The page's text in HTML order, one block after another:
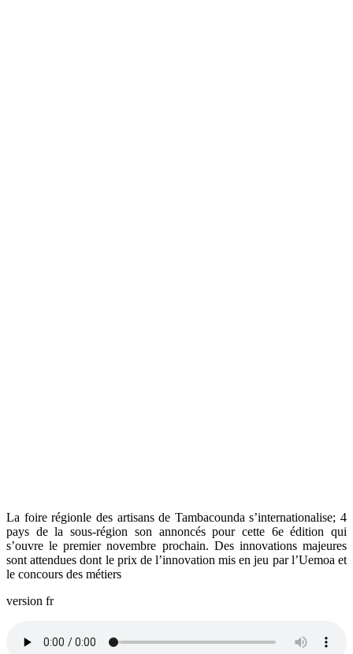
La foire régionle des artisans de Tambacounda s’internationalise; 4
pays de la sous-région son annoncés pour cette 6e édition qui
s’ouvre le premier novembre prochain. Des innovations majeures
sont attendues dont le prix de l’innovation mis en jeu par l’Uemoa et
le concours des métiers
version fr